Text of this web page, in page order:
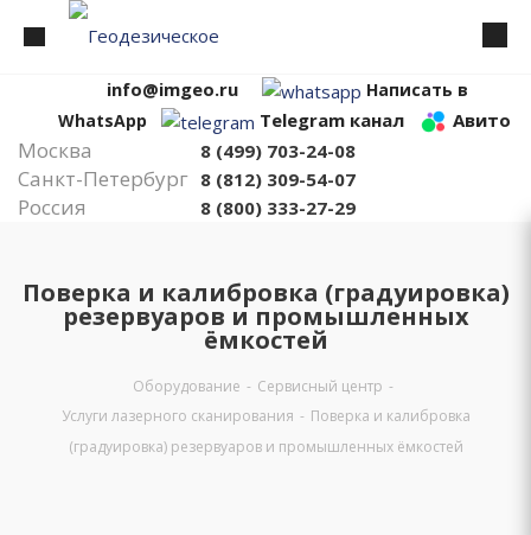
info@imgeo.ru
Написать в
WhatsApp
Telegram канал Авито
Москва 8 (499) 703-24-08
Санкт-Петербург 8 (812) 309-54-07
Россия 8 (800) 333-27-29
Поверка и калибровка (градуировка)
резервуаров и промышленных
ёмкостей
Оборудование - Сервисный центр -
Услуги лазерного сканирования - Поверка и калибровка
(градуировка) резервуаров и промышленных ёмкостей